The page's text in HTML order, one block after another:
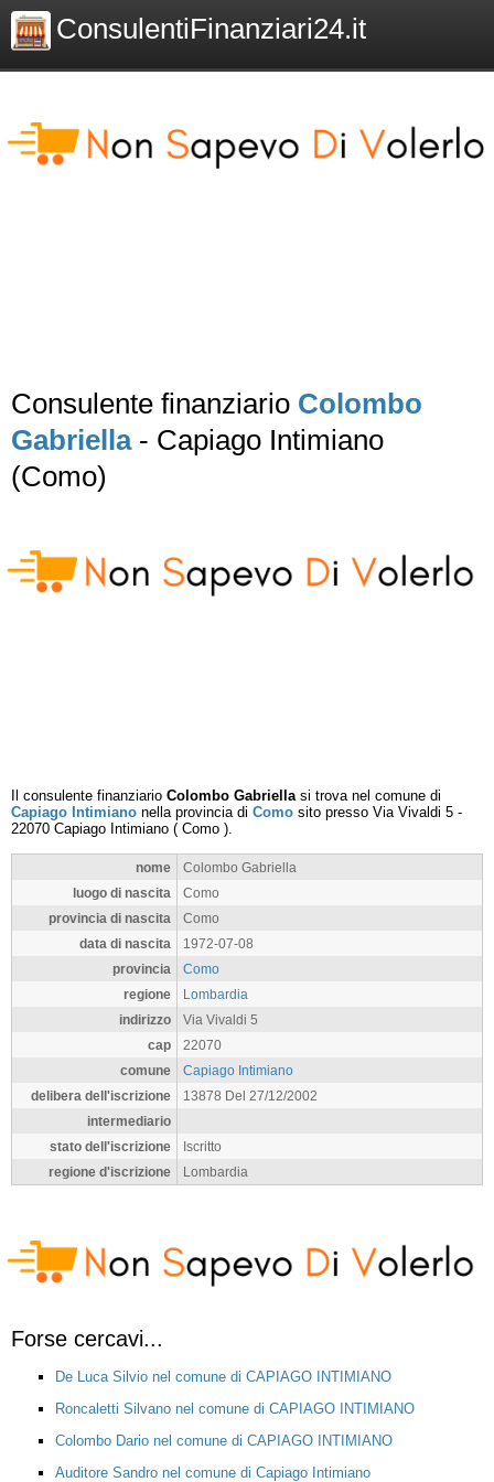
ConsulentiFinanziari24.it
Consulente finanziario Colombo
Gabriella- Capiago Intimiano
(Como)
Il consulente finanziario Colombo Gabriellasi trova nel comune di
Capiago Intimiano nella provincia di Como sito presso Via Vivaldi 5 -
22070 Capiago Intimiano ( Como ).
nome
Colombo Gabriella
luogo di nascita
Como
provincia di nascita
Como
data di nascita
1972-07-08
provincia
Como
regione
Lombardia
indirizzo
Via Vivaldi 5
cap
22070
comune
Capiago Intimiano
delibera dell'iscrizione
13878 Del 27/12/2002
intermediario
stato dell'iscrizione
Iscritto
regione d'iscrizione
Lombardia
Forse cercavi...
De Luca Silvio nel comune di CAPIAGO INTIMIANO
Roncaletti Silvano nel comune di CAPIAGO INTIMIANO
Colombo Dario nel comune di CAPIAGO INTIMIANO
Auditore Sandro nel comune di Capiago Intimiano